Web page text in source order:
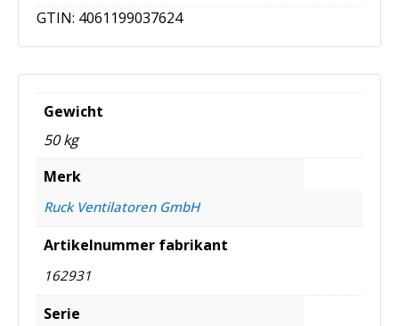
GTIN: 4061199037624
Gewicht
50 kg
Merk
Ruck Ventilatoren GmbH
Artikelnummer fabrikant
162931
Serie